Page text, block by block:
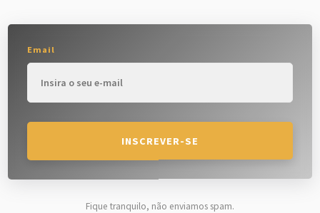
Email
INSCREVER-SE
Fique tranquilo, não enviamos spam.